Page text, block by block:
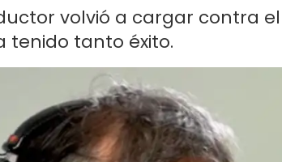
volvió a cargar contra
tenido tanto éxito.